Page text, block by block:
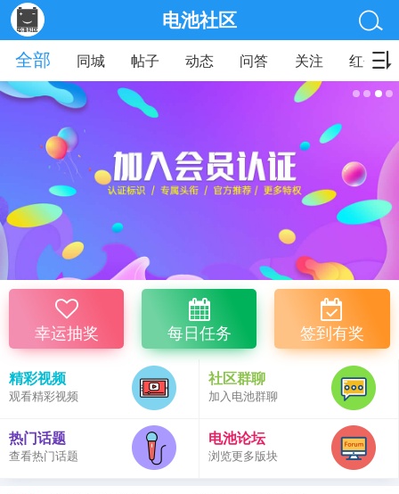
电池社区
全部
同城 帖子 动态 问答 关注 红包
幸运抽奖 每日任务 签到有奖
精彩视频
观看精彩视频
社区群聊
加入电池群聊
热门话题
查看热门话题
电池论坛
浏览更多版块